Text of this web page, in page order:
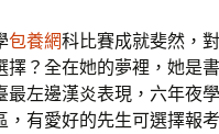
包養網科比賽成就斐然，
擇？全在她的夢裡，她是
最左邊漢炎表現，六年夜
，有愛好的先生可選擇報